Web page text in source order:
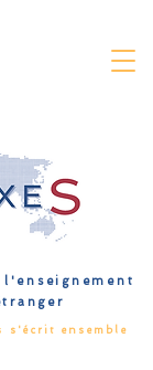
s'écrit ensemble